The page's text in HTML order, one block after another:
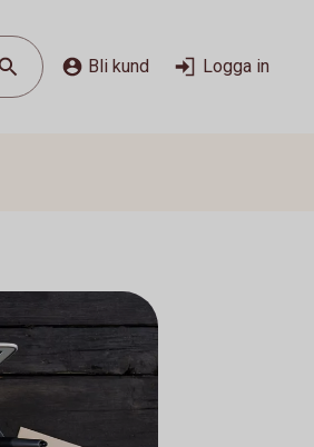
Bli kund Logga in